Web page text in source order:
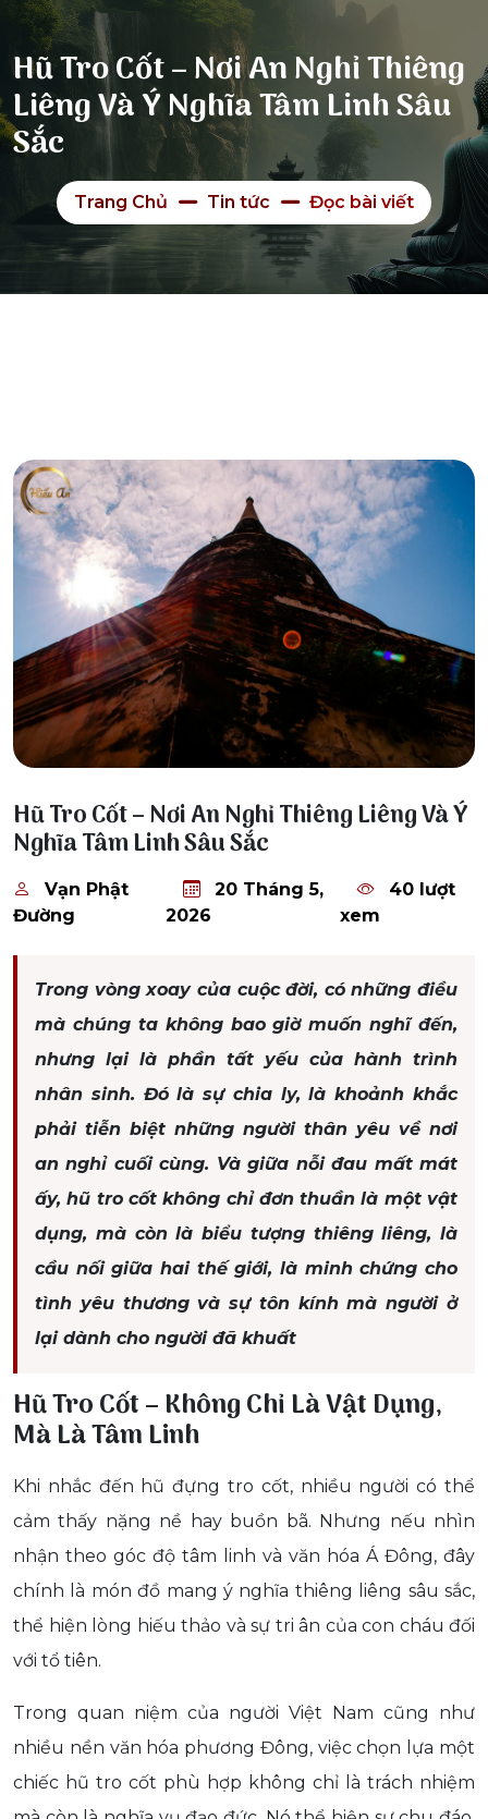
Hũ Tro Cốt – Nơi An Nghỉ Thiêng
Liêng Và Ý Nghĩa Tâm Linh Sâu
Sắc
Trang Chủ Tin tức Đọc bài viết
Hũ Tro Cốt – Nơi An Nghỉ Thiêng Liêng Và Ý
Nghĩa Tâm Linh Sâu Sắc
Vạn Phật
Đường
20 Tháng 5,
2026
40 lượt
xem
Trong vòng xoay của cuộc đời, có những điều
mà chúng ta không bao giờ muốn nghĩ đến,
nhưng lại là phần tất yếu của hành trình
nhân sinh. Đó là sự chia ly, là khoảnh khắc
phải tiễn biệt những người thân yêu về nơi
an nghỉ cuối cùng. Và giữa nỗi đau mất mát
ấy, hũ tro cốt không chỉ đơn thuần là một vật
dụng, mà còn là biểu tượng thiêng liêng, là
cầu nối giữa hai thế giới, là minh chứng cho
tình yêu thương và sự tôn kính mà người ở
lại dành cho người đã khuất
Hũ Tro Cốt – Không Chỉ Là Vật Dụng,
Mà Là Tâm Linh
Khi nhắc đến hũ đựng tro cốt, nhiều người có thể
cảm thấy nặng nề hay buồn bã. Nhưng nếu nhìn
nhận theo góc độ tâm linh và văn hóa Á Đông, đây
chính là món đồ mang ý nghĩa thiêng liêng sâu sắc,
thể hiện lòng hiếu thảo và sự tri ân của con cháu đối
với tổ tiên.
Trong quan niệm của người Việt Nam cũng như
nhiều nền văn hóa phương Đông, việc chọn lựa một
chiếc hũ tro cốt phù hợp không chỉ là trách nhiệm